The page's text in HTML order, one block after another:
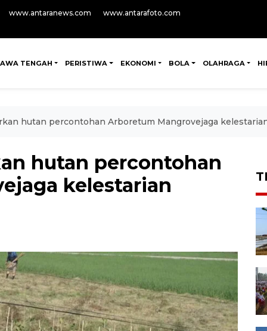
www.antaranews.com www.antarafoto.com
TENGAH PERISTIWA EKONOMI BOLA OLAHRAGA
hutan percontohan Arboretum Mangrovejaga
hutan percontohan
kelestarian